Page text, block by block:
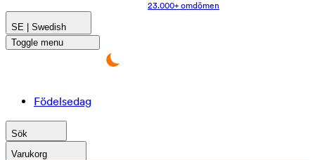
23.000+ omdömen
SE | Swedish
Toggle menu
Födelsedag
Sök
Varukorg